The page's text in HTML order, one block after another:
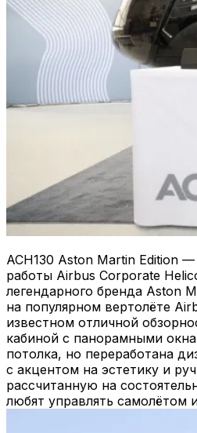
ACH130 Aston Martin Edition
работы Airbus Corporate
легендарного бренда Aston
на популярном вертолёте
известном отличной
кабиной с панорамными
потолка, но переработана
с акцентом на эстетику и
рассчитанную на
любят управлять самолётом